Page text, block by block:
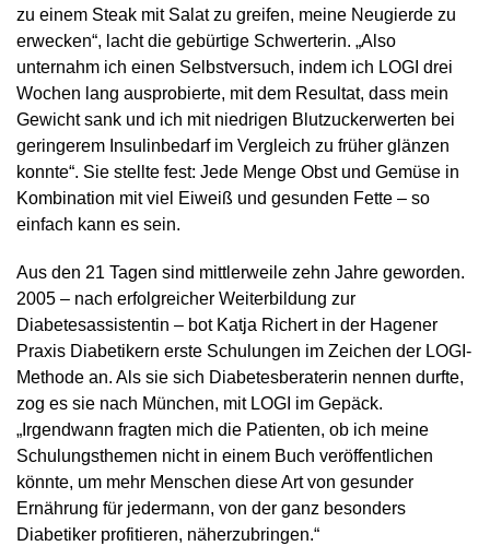
zu einem Steak mit Salat zu greifen, meine Neugierde zu
erwecken“, lacht die gebürtige Schwerterin. „Also
unternahm ich einen Selbstversuch, indem ich LOGI drei
Wochen lang ausprobierte, mit dem Resultat, dass mein
Gewicht sank und ich mit niedrigen Blutzuckerwerten bei
geringerem Insulinbedarf im Vergleich zu früher glänzen
konnte“. Sie stellte fest: Jede Menge Obst und Gemüse in
Kombination mit viel Eiweiß und gesunden Fette – so
einfach kann es sein.
Aus den 21 Tagen sind mittlerweile zehn Jahre geworden.
2005 – nach erfolgreicher Weiterbildung zur
Diabetesassistentin – bot Katja Richert in der Hagener
Praxis Diabetikern erste Schulungen im Zeichen der LOGI-
Methode an. Als sie sich Diabetesberaterin nennen durfte,
zog es sie nach München, mit LOGI im Gepäck.
„Irgendwann fragten mich die Patienten, ob ich meine
Schulungsthemen nicht in einem Buch veröffentlichen
könnte, um mehr Menschen diese Art von gesunder
Ernährung für jedermann, von der ganz besonders
Diabetiker profitieren, näherzubringen.“